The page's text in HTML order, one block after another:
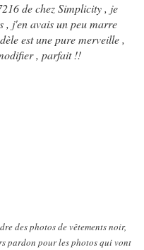
de chez Simplicity , je
, j'en avais un peu marre
est une pure merveille ,
, parfait !!
des photos de vêtements noir,
pardon pour les photos qui vont